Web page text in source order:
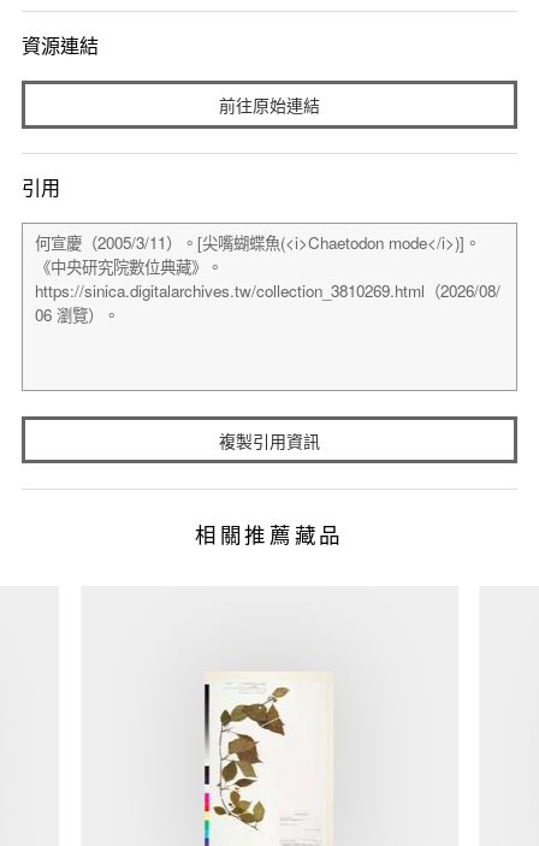
資源連結
前往原始連結
引用
複製引用資訊
相關推薦藏品